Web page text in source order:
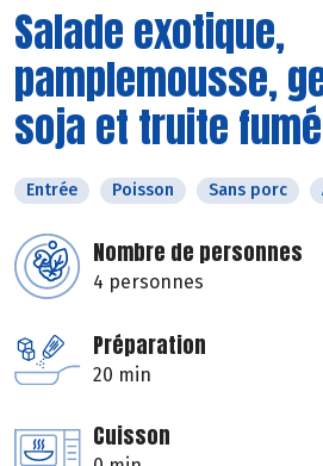
Salade exotique,
pamplemousse,
soja et truite
Entrée Poisson Sans porc
Nombre de personnes
4 personnes
Préparation
20 min
Cuisson